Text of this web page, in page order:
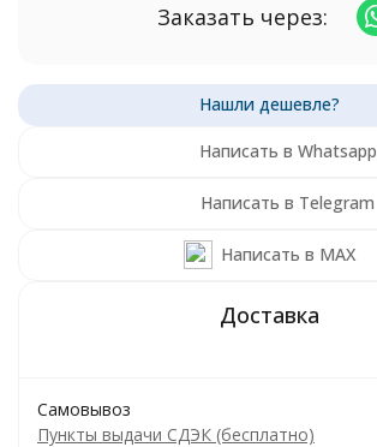
Заказать через:
Написать в Whatsapp
Написать в Telegram
Написать в MAX
Самовывоз
Пункты выдачи СДЭК (бесплатно)